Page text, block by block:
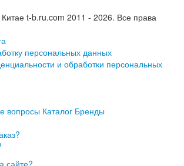
t-b.ru.com 2011 - 2026. Все права
персональных данных
и обработки персональных
вопросы Каталог Бренды
сайте?